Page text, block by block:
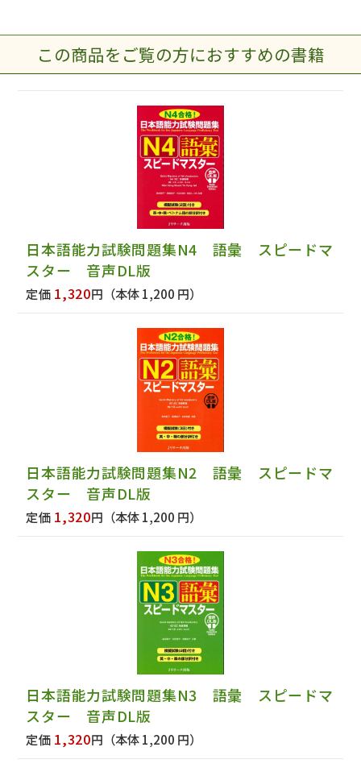
この商品をご覧の方におすすめの書籍
日本語能力試験問題集N4 語彙 スピードマ
スター 音声DL版
定価 1,320円 （本体 1,200 円）
日本語能力試験問題集N2 語彙 スピードマ
スター 音声DL版
定価 1,320円 （本体 1,200 円）
日本語能力試験問題集N3 語彙 スピードマ
スター 音声DL版
定価 1,320円 （本体 1,200 円）